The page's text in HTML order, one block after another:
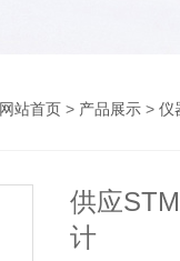
网站首页 > 产品展示 > 仪
供应
计